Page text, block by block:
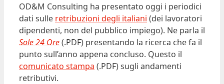
OD&M Consulting ha presentato oggi i periodici
dati sulle retribuzioni degli italiani (dei lavoratori
dipendenti, non del pubblico impiego). Ne parla il
Sole 24 Ore(.PDF) presentando la ricerca che fa il
punto sull’anno appena concluso. Questo il
comunicato stampa (.PDF) sugli andamenti
retributivi.